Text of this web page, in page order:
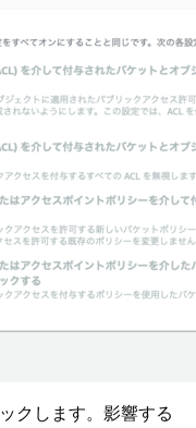
クします。影響する